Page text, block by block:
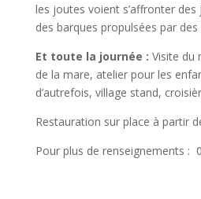
les joutes voient s’affronter
des barques propulsées par des
Et toute la journée : Visite du
de la mare, atelier pour les
d’autrefois, village stand,
Restauration sur place à partir
Pour plus de renseignements :